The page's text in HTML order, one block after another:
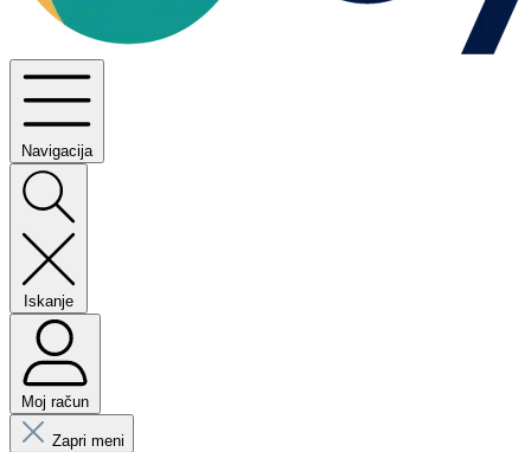
Navigacija
Iskanje
Moj račun
Zapri meni